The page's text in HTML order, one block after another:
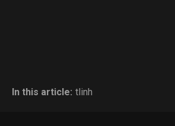
In this article: tlinh